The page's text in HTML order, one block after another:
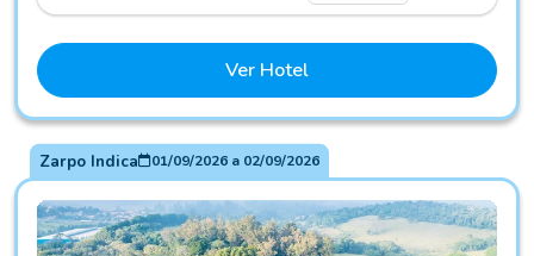
Ver Hotel
Zarpo Indica 01/09/2026a 02/09/2026